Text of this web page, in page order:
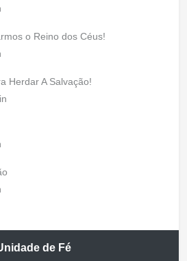
o Reino dos Céus!
Herdar A Salvação!
de Fé